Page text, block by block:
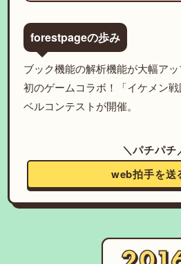
forestpageの歩み
ブック機能の解析機能が大幅アッ
初のゲームコラボ！「イケメン
ベルコンテストが開催。
＼パチパチ
web拍手を送